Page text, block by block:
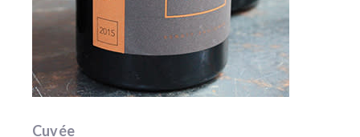
Cuvée